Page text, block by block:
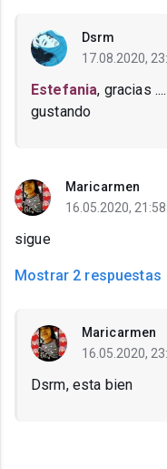
Dsrm
17.08.2020,
Estefania, gracias
gustando
Maricarmen
16.05.2020,
sigue
Mostrar 2 respuestas
Maricarmen
16.05.2020,
Dsrm, esta bien